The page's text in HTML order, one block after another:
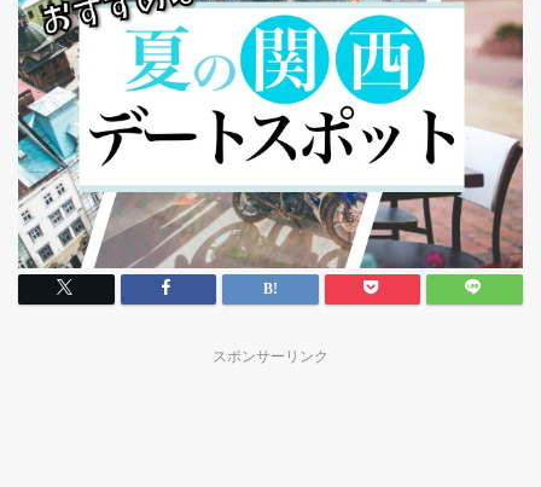
スポンサーリンク